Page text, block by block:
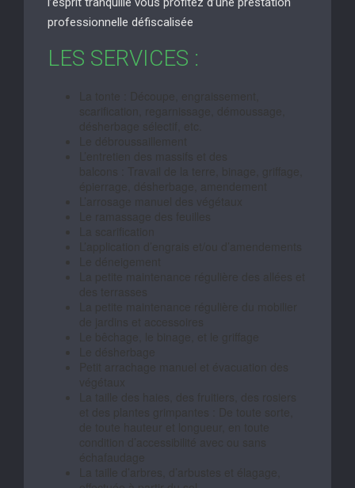
professionnelle défiscalisée
LES SERVICES :